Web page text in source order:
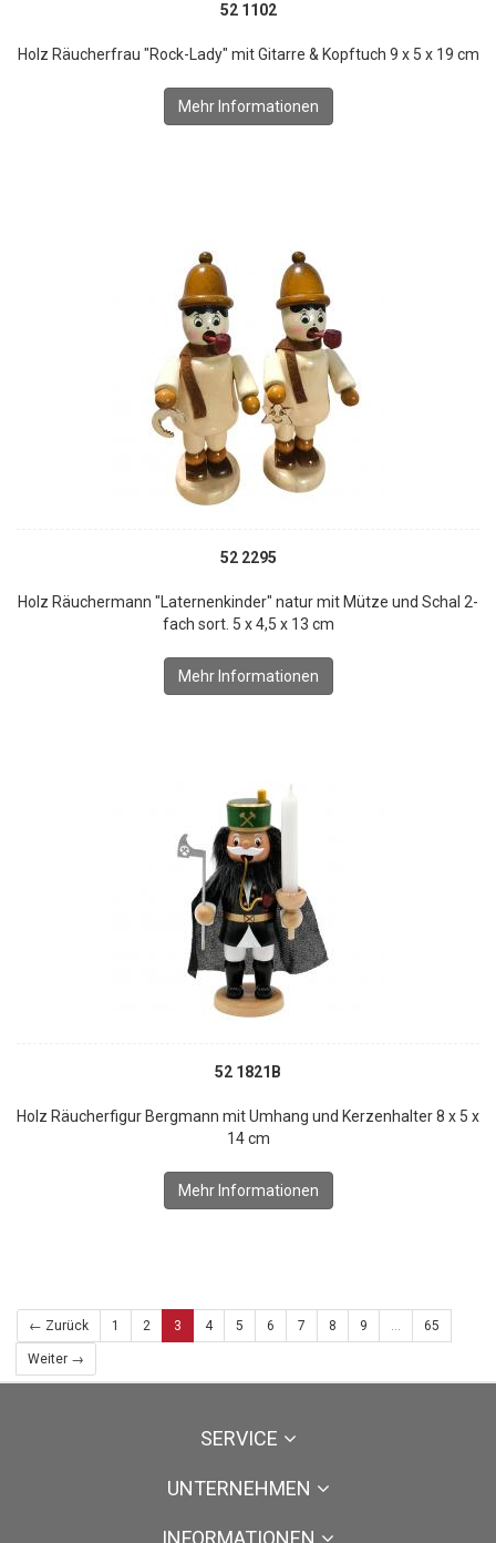
52 1102
Holz Räucherfrau "Rock-Lady" mit Gitarre & Kopftuch 9 x 5 x 19 cm
Mehr Informationen
52 2295
Holz Räuchermann "Laternenkinder" natur mit Mütze und Schal 2-
fach sort. 5 x 4,5 x 13 cm
Mehr Informationen
52 1821B
Holz Räucherfigur Bergmann mit Umhang und Kerzenhalter 8 x 5 x
14 cm
Mehr Informationen
← Zurück 1 2 3 4 5 6 7 8 9 ... 65
Weiter →
SERVICE
UNTERNEHMEN
INFORMATIONEN